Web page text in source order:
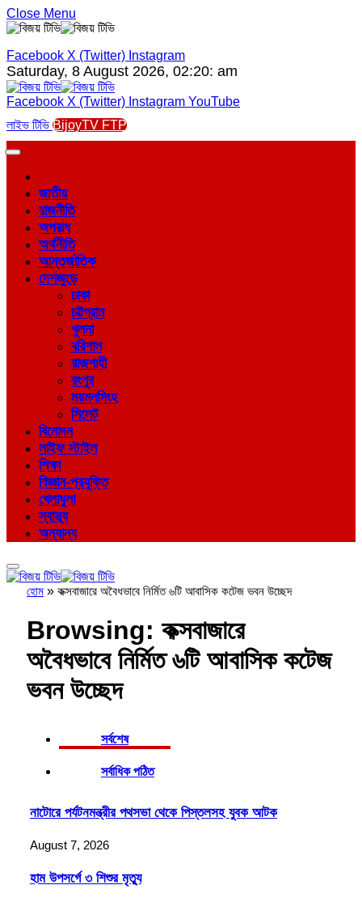
Close Menu
Facebook X (Twitter) Instagram
Saturday, 8 August 2026, 02:20: am
Facebook X (Twitter) Instagram YouTube
লাইভ টিভি BijoyTV FTP
জাতীয়
রাজনীতি
অপরাধ
অর্থনীতি
আন্তর্জাতিক
দেশজুড়ে
ঢাকা
চট্টগ্রাম
খুলনা
বরিশাল
রাজশাহী
রংপুর
ময়মনসিংহ
সিলেট
বিনোদন
লাইফ স্টাইল
শিক্ষা
বিজ্ঞান-প্রযুক্তি
খেলাধুলা
স্বাস্থ্য
অন্যান্য
হোম » কক্সবাজারে অবৈধভাবে নির্মিত ৬টি আবাসিক কটেজ ভবন উচ্ছেদ
Browsing: কক্সবাজারে
অবৈধভাবে নির্মিত ৬টি আবাসিক কটেজ
ভবন উচ্ছেদ
সর্বশেষ
সর্বাধিক পঠিত
নাটোরে পর্যটনমন্ত্রীর পথসভা থেকে পিস্তলসহ যুবক আটক
August 7, 2026
হাম উপসর্গে ৩ শিশুর মৃত্যু